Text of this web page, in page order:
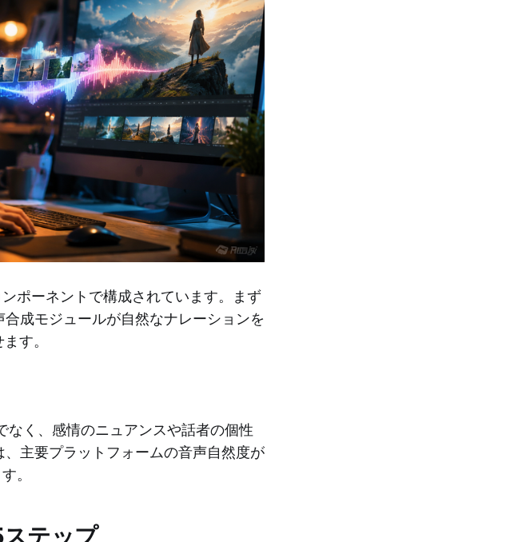
ポーネントで構成されています。まず
成モジュールが自然なナレーションを
す。
く、感情のニュアンスや話者の個性
、主要プラットフォームの音声自然度が
。
テップ